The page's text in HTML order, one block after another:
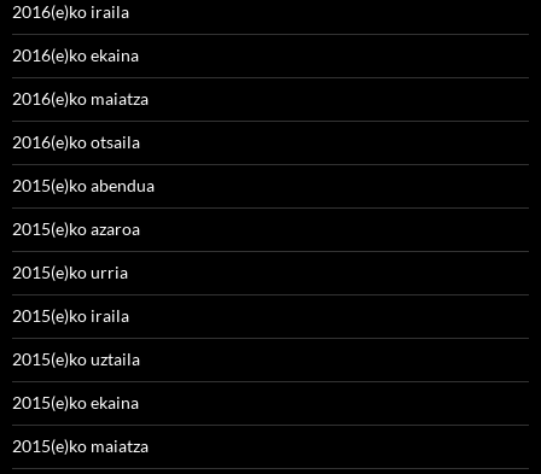
2016(e)ko iraila
2016(e)ko ekaina
2016(e)ko maiatza
2016(e)ko otsaila
2015(e)ko abendua
2015(e)ko azaroa
2015(e)ko urria
2015(e)ko iraila
2015(e)ko uztaila
2015(e)ko ekaina
2015(e)ko maiatza